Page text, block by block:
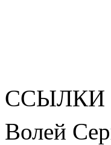
ССЫЛКИ
Волей